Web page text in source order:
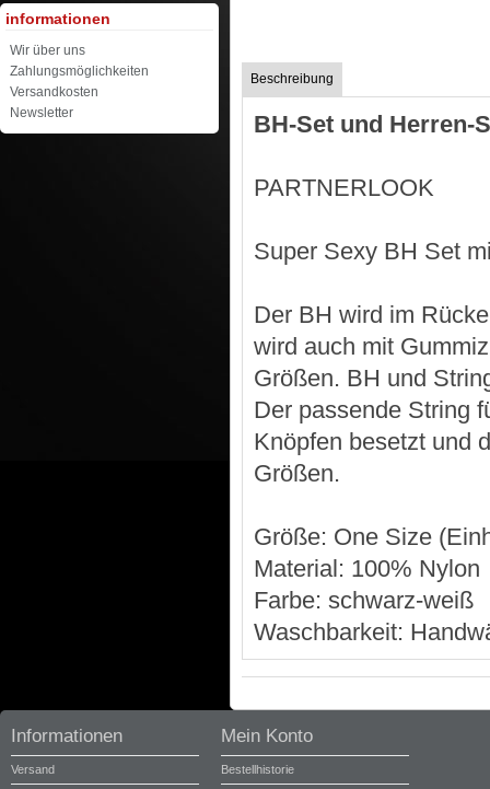
Beschreibung
BH-Set und Herren-
PARTNERLOOK
Super Sexy BH Set
Der BH wird im
wird auch mit
Größen. BH und
Der passende String
Knöpfen besetzt und
Größen.
Größe: One Size
Material: 100% Nylon
Farbe: schwarz-weiß
Waschbarkeit:
informationen
Wir über uns
Zahlungsmöglichkeiten
Versandkosten
Newsletter
Informationen
Versand
Mein Konto
Bestellhistorie